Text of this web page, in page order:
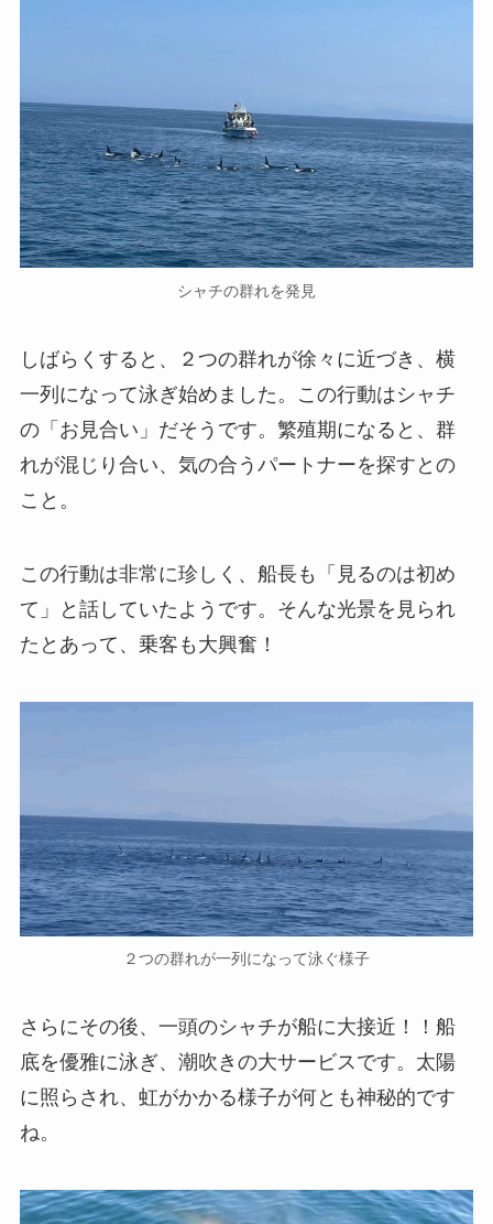
シャチの群れを発見
しばらくすると、２つの群れが徐々に近づき、横
一列になって泳ぎ始めました。この行動はシャチ
の「お見合い」だそうです。繁殖期になると、群
れが混じり合い、気の合うパートナーを探すとの
こと。
この行動は非常に珍しく、船長も「見るのは初め
て」と話していたようです。そんな光景を見られ
たとあって、乗客も大興奮！
２つの群れが一列になって泳ぐ様子
さらにその後、一頭のシャチが船に大接近！！船
底を優雅に泳ぎ、潮吹きの大サービスです。太陽
に照らされ、虹がかかる様子が何とも神秘的です
ね。